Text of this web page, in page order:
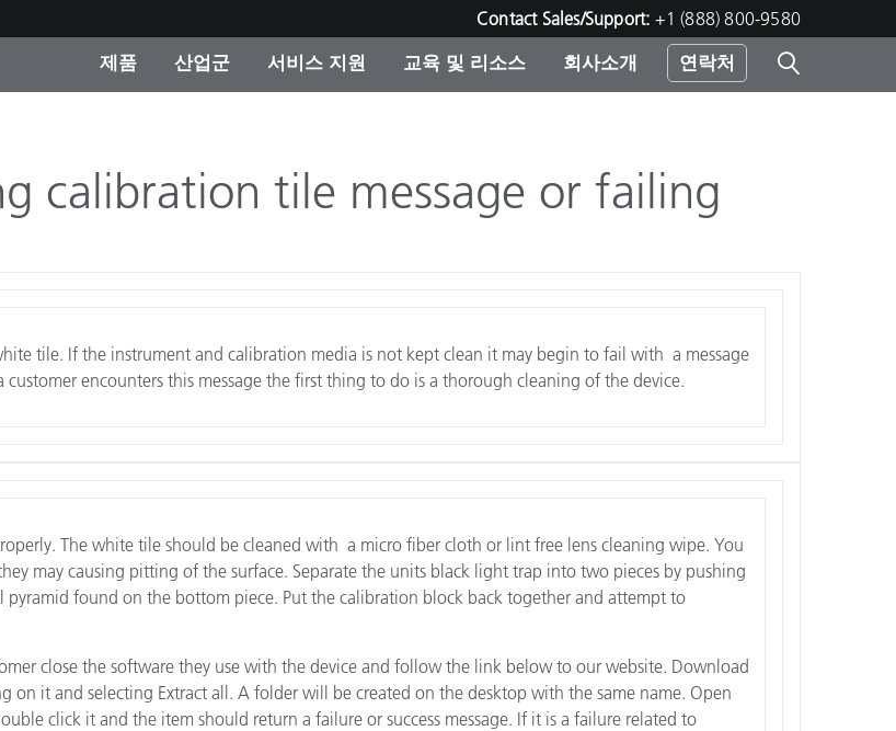
Contact Sales/Support: +1 (888) 800-9580
제품
진행중인 프로모션
산업군
식품 컬러 측정
건축 자재
내구재
서비스 지원 교육 및 리소스 회사소개 연락처
calibration tile message or failing
tile. If the instrument and calibration media is not kept clean it may begin to fail with a message
encounters this message the first thing to do is a thorough cleaning of the device.
The white tile should be cleaned with a micro fiber cloth or lint free lens cleaning wipe. You
may causing pitting of the surface. Separate the units black light trap into two pieces by pushing
found on the bottom piece. Put the calibration block back together and attempt to
close the software they use with the device and follow the link below to our website. Download
it and selecting Extract all. A folder will be created on the desktop with the same name. Open
click it and the item should return a failure or success message. If it is a failure related to